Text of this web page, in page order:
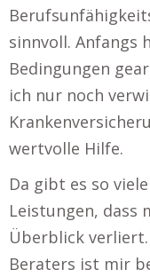
sinnvoll. Anfangs
Bedingungen
ich nur noch
wertvolle Hilfe.
Da gibt es so
Leistungen, dass
Überblick
Beraters ist mir